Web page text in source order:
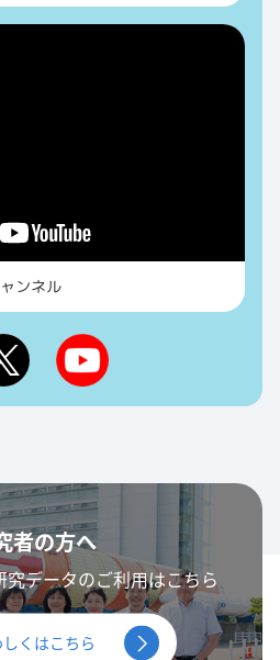
ンネル
者の方へ
データのご利用はこちら
しくはこちら